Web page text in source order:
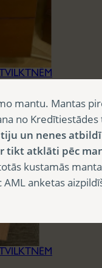
mantu. Mantas
no
un nenes
tikt atklāti pēc
kustamās
anketas